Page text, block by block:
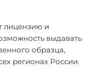
лицензию и
выдавать
образца,
регионах России.